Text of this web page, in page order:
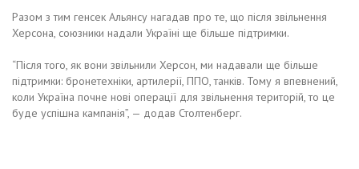
Разом з тим генсек Альянсу нагадав про те, що після звільнення
Херсона, союзники надали Україні ще більше підтримки.
“Після того, як вони звільнили Херсон, ми надавали ще більше
підтримки: бронетехніки, артилерії, ППО, танків. Тому я впевнений,
коли Україна почне нові операції для звільнення територій, то це
буде успішна кампанія”, — додав Столтенберг.